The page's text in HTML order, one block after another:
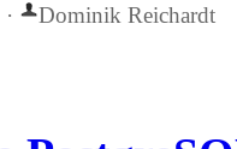
· Dominik Reichardt